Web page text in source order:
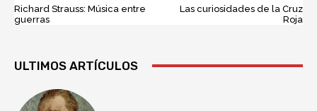
Richard Strauss: Música entre
guerras
Las curiosidades de la Cruz
Roja
ULTIMOS ARTÍCULOS